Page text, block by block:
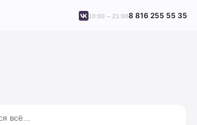
10:00 – 21:008 816 255 55 35